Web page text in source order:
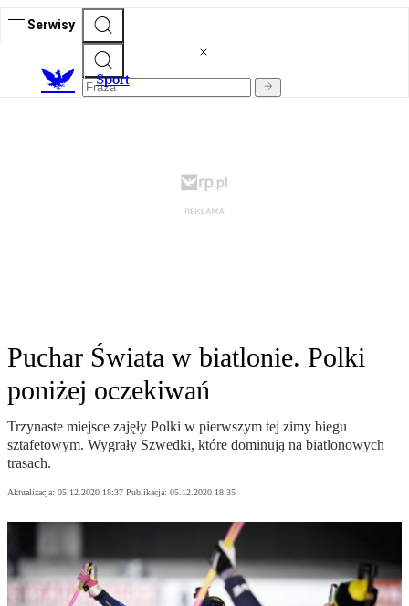
Serwisy
Sport
Puchar Świata w biatlonie. Polki
poniżej oczekiwań
Trzynaste miejsce zajęły Polki w pierwszym tej zimy biegu
sztafetowym. Wygrały Szwedki, które dominują na biatlonowych
trasach.
Aktualizacja: 05.12.2020 18:37 Publikacja: 05.12.2020 18:35